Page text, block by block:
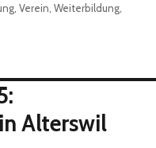
,Verein ,Weiterbildung
Alterswil